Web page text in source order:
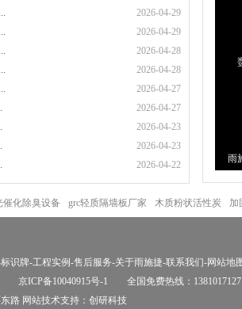
2026-04-29
2026-04-29
2026-04-28
2026-04-28
2026-04-27
2026-04-27
2026-04-23
2026-04-23
2026-04-22
雨
环
催化除臭设备 grc轻质隔墙板厂家 木质粉状活性炭 加
标识牌-工程实例-售后服务-关于雨施捷-联系我们-网站地
京ICP备10040915号-1
全国免费热线：
路 网站技术支持： 创研科技